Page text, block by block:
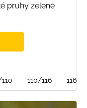
pruhy zelené
110/116 116/